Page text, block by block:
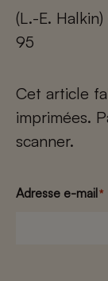
(L.-E.
95
Cet article
imprimées.
scanner.
Adresse e-mail*